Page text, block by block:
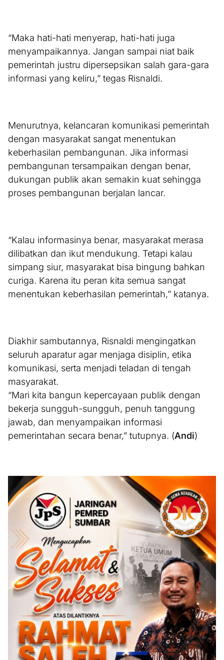
“Maka hati-hati menyerap, hati-hati juga
menyampaikannya. Jangan sampai niat baik
pemerintah justru dipersepsikan salah gara-gara
informasi yang keliru,” tegas Risnaldi.
Menurutnya, kelancaran komunikasi pemerintah
dengan masyarakat sangat menentukan
keberhasilan pembangunan. Jika informasi
pembangunan tersampaikan dengan benar,
dukungan publik akan semakin kuat sehingga
proses pembangunan berjalan lancar.
“Kalau informasinya benar, masyarakat merasa
dilibatkan dan ikut mendukung. Tetapi kalau
simpang siur, masyarakat bisa bingung bahkan
curiga. Karena itu peran kita semua sangat
menentukan keberhasilan pemerintah,” katanya.
Diakhir sambutannya, Risnaldi mengingatkan
seluruh aparatur agar menjaga disiplin, etika
komunikasi, serta menjadi teladan di tengah
masyarakat.
“Mari kita bangun kepercayaan publik dengan
bekerja sungguh-sungguh, penuh tanggung
jawab, dan menyampaikan informasi
pemerintahan secara benar,” tutupnya. (Andi)